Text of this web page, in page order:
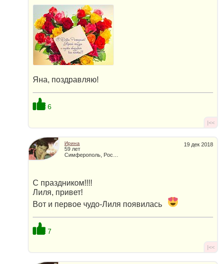
Яна, поздравляю!
6
|<<
19 дек 2018
Ирина
59 лет
С праздником!!!!
Лиля, привет!
Вот и первое чудо-Лиля появилась
7
|<<